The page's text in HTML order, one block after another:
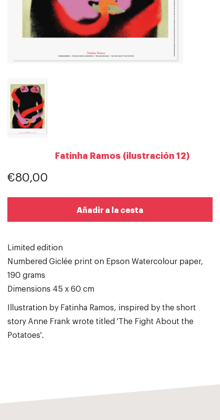
Fatinha Ramos (ilustración 12)
€80,00
Añadir a la cesta
Limited edition
Numbered Giclée print on Epson Watercolour paper,
190 grams
Dimensions 45 x 60 cm
Illustration by Fatinha Ramos, inspired by the short
story Anne Frank wrote titled 'The Fight About the
Potatoes'.